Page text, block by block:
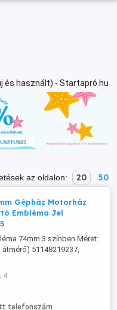
és használt) - Startapró.hu
az oldalon: 20 50
Gépház Motorház
Embléma Jel
74mm 3 színben Méret:
51148219237,
2800-ft db. További
és rendelés a
el: www. felni-kupak
Foxpost
házhoz futárral!
4
telefonszám